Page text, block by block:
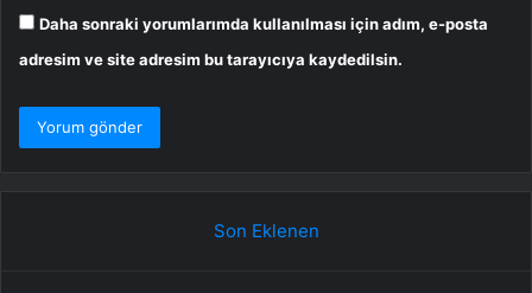
Daha sonraki yorumlarımda kullanılması için adım, e-posta
adresim ve site adresim bu tarayıcıya kaydedilsin.
Son Eklenen